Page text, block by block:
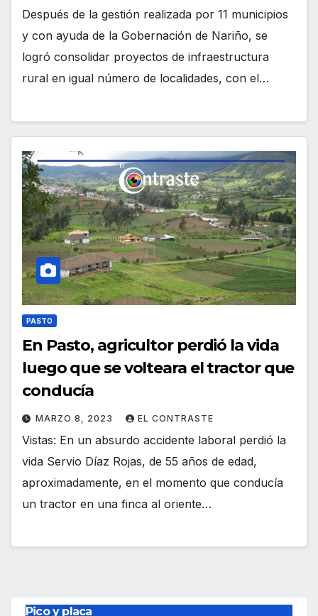
Después de la gestión realizada por 11 municipios
y con ayuda de la Gobernación de Nariño, se
logró consolidar proyectos de infraestructura
rural en igual número de localidades, con el…
PASTO
En Pasto, agricultor perdió la vida
luego que se volteara el tractor que
conducía
MARZO 8, 2023 EL CONTRASTE
Vistas: En un absurdo accidente laboral perdió la
vida Servio Díaz Rojas, de 55 años de edad,
aproximadamente, en el momento que conducía
un tractor en una finca al oriente…
Pico y placa